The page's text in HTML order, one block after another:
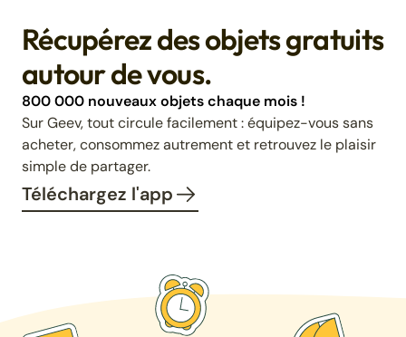
Récupérez des objets gratuits
autour de vous.
800 000 nouveaux objets chaque mois !
Sur Geev, tout circule facilement : équipez-vous sans
acheter, consommez autrement et retrouvez le plaisir
simple de partager.
Téléchargez l'app